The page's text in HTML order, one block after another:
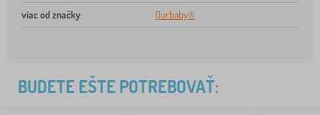
viac od značky: Ourbaby®
BUDETE EŠTE POTREBOVAŤ: